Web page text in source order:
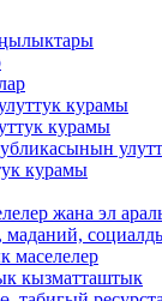
курамы
курамы
курамы
жана эл
маданий,
маселелер
кызматташтык